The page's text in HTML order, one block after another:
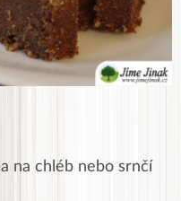
na chléb nebo srnčí